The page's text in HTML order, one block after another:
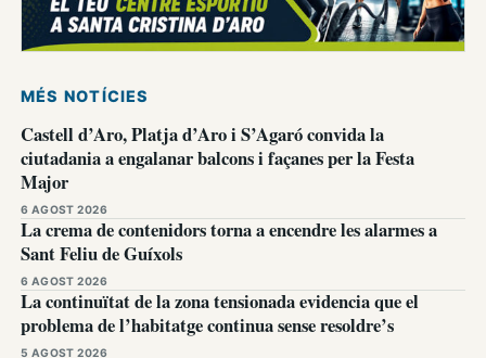
MÉS NOTÍCIES
Castell d’Aro, Platja d’Aro i S’Agaró convida la
ciutadania a engalanar balcons i façanes per la Festa
Major
6 AGOST 2026
La crema de contenidors torna a encendre les alarmes a
Sant Feliu de Guíxols
6 AGOST 2026
La continuïtat de la zona tensionada evidencia que el
problema de l’habitatge continua sense resoldre’s
5 AGOST 2026